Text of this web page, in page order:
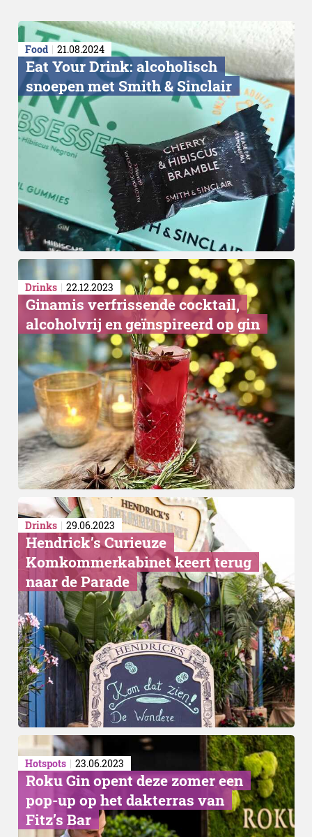
George Clooney
Food 21.08.2024
Eat Your Drink: alcoholisch
snoepen met Smith & Sinclair
Drinks 22.12.2023
Ginamis verfrissende cocktail,
alcoholvrij en geïnspireerd op gin
Drinks 29.06.2023
Hendrick’s Curieuze
Komkommerkabinet keert terug
naar de Parade
Hotspots 23.06.2023
Roku Gin opent deze zomer een
pop-up op het dakterras van
Fitz’s Bar